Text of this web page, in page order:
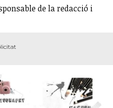
de la redacció i